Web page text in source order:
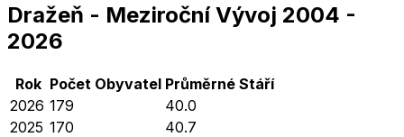
Dražeň - Meziroční Vývoj 2004 -
2026
Rok Počet Obyvatel Průměrné Stáří
2026 179
40.0
2025 170
40.7